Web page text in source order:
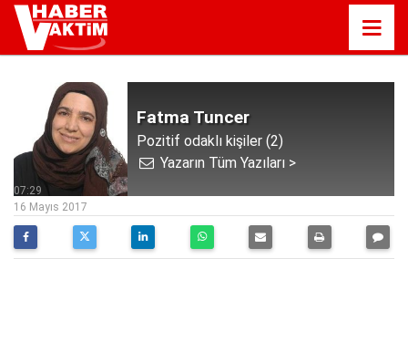
Fatma Tuncer
Pozitif odaklı kişiler (2)
Yazarın Tüm Yazıları >
07:29
16 Mayıs 2017